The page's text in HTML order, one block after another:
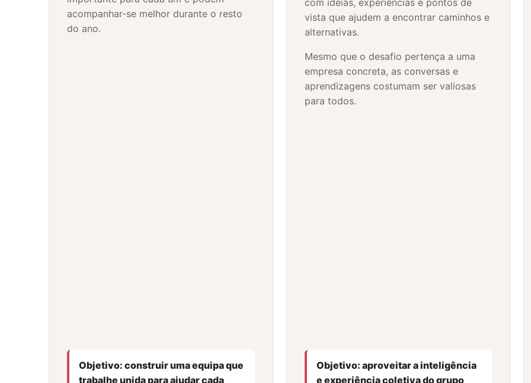
acompanhar-se melhor durante o resto
do ano.
Objetivo: construir uma equipa que
trabalhe unida para ajudar cada
com ideias, experiências e pontos de
vista que ajudem a encontrar caminhos e
alternativas.
Mesmo que o desafio pertença a uma
empresa concreta, as conversas e
aprendizagens costumam ser valiosas
para todos.
Objetivo: aproveitar a inteligência
e experiência coletiva do grupo